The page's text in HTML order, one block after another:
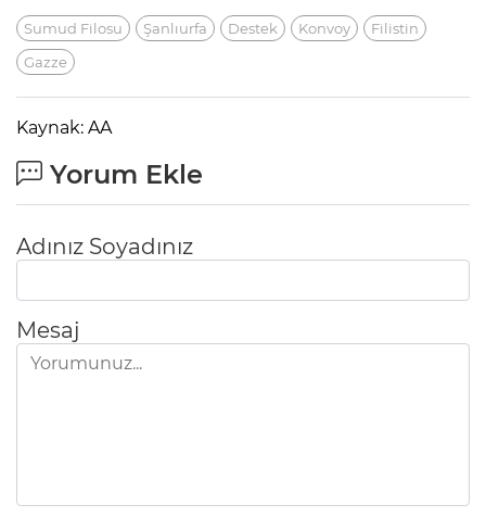
Sumud Filosu Şanlıurfa Destek Konvoy
Filistin
Gazze
Kaynak: AA
Yorum Ekle
Adınız Soyadınız
Mesaj